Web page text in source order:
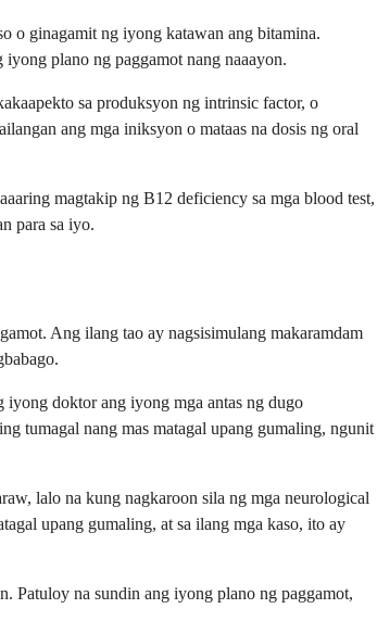
o ginagamit ng iyong katawan ang bitamina.
plano ng paggamot nang naaayon.
sa produksyon ng intrinsic factor, o
ang mga iniksyon o mataas na dosis ng oral
magtakip ng B12 deficiency sa mga blood test,
para sa iyo.
Ang ilang tao ay nagsisimulang makaramdam
doktor ang iyong mga antas ng dugo
tumagal nang mas matagal upang gumaling, ngunit
lalo na kung nagkaroon sila ng mga neurological
upang gumaling, at sa ilang mga kaso, ito ay
Patuloy na sundin ang iyong plano ng paggamot,